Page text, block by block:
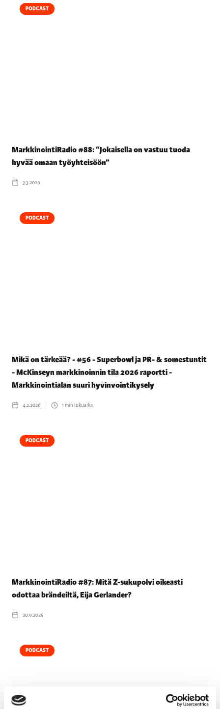
PODCAST
MarkkinointiRadio #88: “Jokaisella on vastuu tuoda
hyvää omaan työyhteisöön”
3.3.2026
PODCAST
Mikä on tärkeää? - #56 - Superbowl ja PR- & somestuntit
- McKinseyn markkinoinnin tila 2026 raportti -
Markkinointialan suuri hyvinvointikysely
4.2.2026 1 min lukuaika
PODCAST
MarkkinointiRadio #87: Mitä Z-sukupolvi oikeasti
odottaa brändeiltä, Eija Gerlander?
20.9.2025
PODCAST